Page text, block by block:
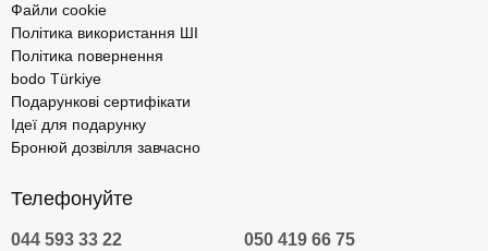
Файли cookie
Політика використання ШІ
Політика повернення
bodo Türkiye
Подарункові сертифікати
Ідеї для подарунку
Бронюй дозвілля завчасно
Телефонуйте
044 593 33 22
050 419 66 75